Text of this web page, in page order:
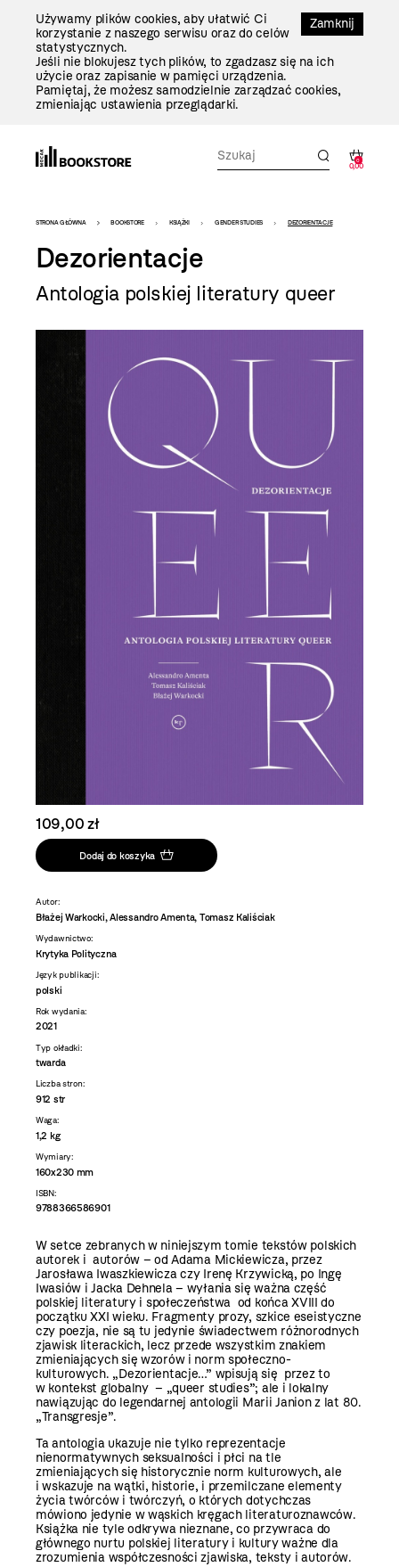
Zamknij
Używamy plików cookies, aby ułatwić Ci
korzystanie z naszego serwisu oraz do celów
statystycznych.
Jeśli nie blokujesz tych plików, to zgadzasz się na ich
użycie oraz zapisanie w pamięci urządzenia.
Pamiętaj, że możesz samodzielnie zarządzać cookies,
zmieniając ustawienia przeglądarki.
0
0,00
Bookstore
-
szablon
szczegóły
STRONA GŁÓWNA BOOKSTORE KSIĄŻKI GENDER STUDIES DEZORIENTACJE
Dezorientacje
Antologia polskiej literatury queer
109,00 zł
Dodaj do koszyka
Autor:
Błażej Warkocki, Alessandro Amenta, Tomasz Kaliściak
Wydawnictwo:
Krytyka Polityczna
Język publikacji:
polski
Rok wydania:
2021
Typ okładki:
twarda
Liczba stron:
912 str
Waga:
1,2 kg
Wymiary:
160x230 mm
ISBN:
9788366586901
W setce zebranych w niniejszym tomie tekstów polskich
autorek i autorów – od Adama Mickiewicza, przez
Jarosława Iwaszkiewicza czy Irenę Krzywicką, po Ingę
Iwasiów i Jacka Dehnela – wyłania się ważna część
polskiej literatury i społeczeństwa od końca XVIII do
początku XXI wieku. Fragmenty prozy, szkice eseistyczne
czy poezja, nie są tu jedynie świadectwem różnorodnych
zjawisk literackich, lecz przede wszystkim znakiem
zmieniających się wzorów i norm społeczno-
kulturowych. „Dezorientacje…” wpisują się przez to
w kontekst globalny – „queer studies”; ale i lokalny
nawiązując do legendarnej antologii Marii Janion z lat 80.
„Transgresje”.
Ta antologia ukazuje nie tylko reprezentacje
nienormatywnych seksualności i płci na tle
zmieniających się historycznie norm kulturowych, ale
i wskazuje na wątki, historie, i przemilczane elementy
życia twórców i twórczyń, o których dotychczas
mówiono jedynie w wąskich kręgach literaturoznawców.
Książka nie tyle odkrywa nieznane, co przywraca do
głównego nurtu polskiej literatury i kultury ważne dla
zrozumienia współczesności zjawiska, teksty i autorów.